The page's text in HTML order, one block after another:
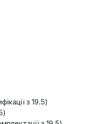
з 19.5)